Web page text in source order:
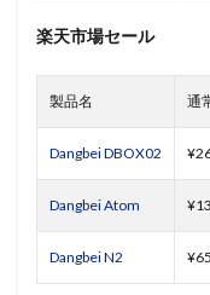
楽天市場セール
製品名 通
Dangbei DBOX02
Dangbei Atom
Dangbei N2